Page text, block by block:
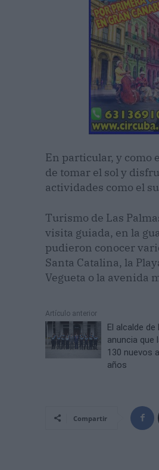
En particular, y como
de tomar el sol y
actividades como el
Turismo de Las
visita guiada, en la
pudieron conocer
Santa Catalina, la
Vegueta o la avenida
Artículo anterior
El alcalde
anuncia que
130 nuevos
años
Compartir